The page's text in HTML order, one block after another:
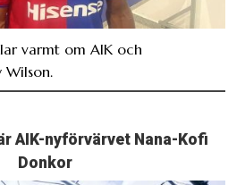
varmt om AIK och
Wilson.
AIK-nyförvärvet Nana-Kofi
Donkor